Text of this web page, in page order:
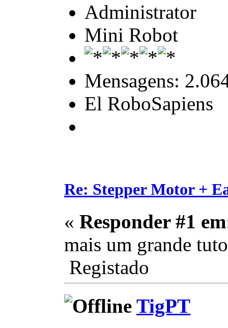
Administrator
Mini Robot
Mensagens:
El RoboSapiens
Re: Stepper Motor +
« Responder #1
mais um grande
Registado
TigPT